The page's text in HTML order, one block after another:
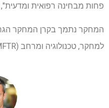
פחות מבחינה רפואית ומדעית",
למחקר, טכנולוגיה ומרחב (BMFTR) ומדינת סקסוניה-אנהלט.